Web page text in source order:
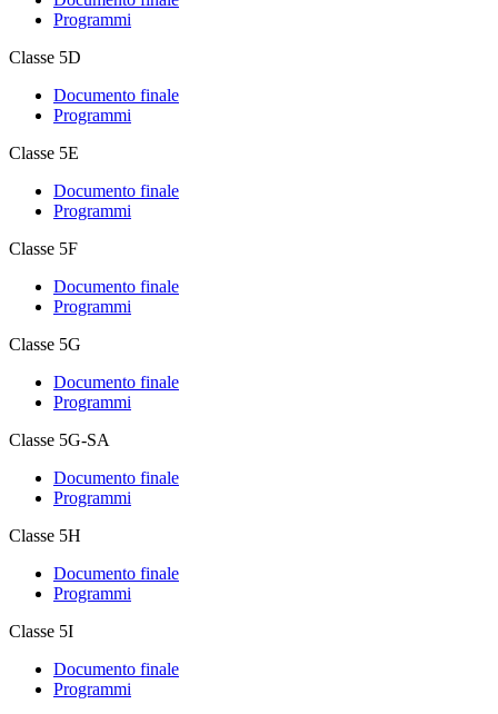
Programmi
Classe 5D
Documento finale
Programmi
Classe 5E
Documento finale
Programmi
Classe 5F
Documento finale
Programmi
Classe 5G
Documento finale
Programmi
Classe 5G-SA
Documento finale
Programmi
Classe 5H
Documento finale
Programmi
Classe 5I
Documento finale
Programmi